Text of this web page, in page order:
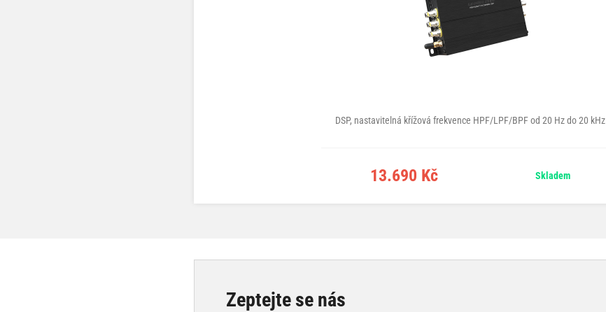
DSP, nastavitelná křížová frekvence HPF/LPF/BPF od 20 Hz do 20 kHz
13.690 Kč Skladem
Zeptejte se nás